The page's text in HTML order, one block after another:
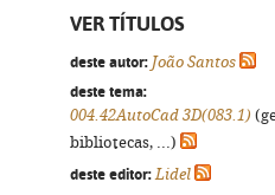
VER TÍTULOS
deste autor: João Santos
deste tema:
004.42AutoCad 3D(083.1)
bibliotecas, ...)
deste editor: Lidel